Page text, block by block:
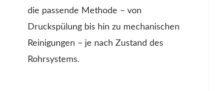
die passende Methode – von
Druckspülung bis hin zu mechanischen
Reinigungen – je nach Zustand des
Rohrsystems.